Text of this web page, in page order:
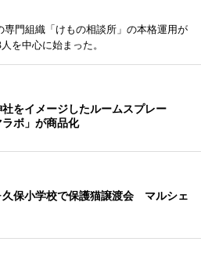
門組織「けもの相談所」の本格運用が
を中心に始まった。
社をイメージしたルームスプレー
ラボ」が商品化
久保小学校で保護猫譲渡会 マルシェ